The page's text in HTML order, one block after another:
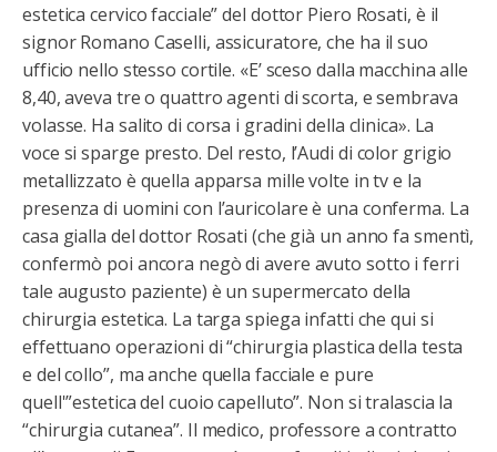
estetica cervico facciale” del dottor Piero Rosati, è il
signor Romano Caselli, assicuratore, che ha il suo
ufficio nello stesso cortile. «E’ sceso dalla macchina alle
8,40, aveva tre o quattro agenti di scorta, e sembrava
volasse. Ha salito di corsa i gradini della clinica». La
voce si sparge presto. Del resto, l’Audi di color grigio
metallizzato è quella apparsa mille volte in tv e la
presenza di uomini con l’auricolare è una conferma. La
casa gialla del dottor Rosati (che già un anno fa smentì,
confermò poi ancora negò di avere avuto sotto i ferri
tale augusto paziente) è un supermercato della
chirurgia estetica. La targa spiega infatti che qui si
effettuano operazioni di “chirurgia plastica della testa
e del collo”, ma anche quella facciale e pure
quell'”estetica del cuoio capelluto”. Non si tralascia la
“chirurgia cutanea”. Il medico, professore a contratto